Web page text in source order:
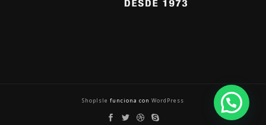
ShopIsle funciona con WordPress